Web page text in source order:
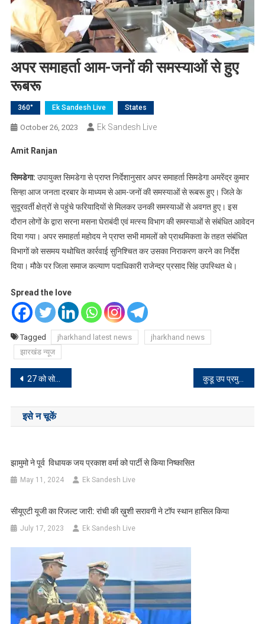
अपर समाहर्ता आम-जनों की समस्याओं से हुए
रूबरू
360° Ek Sandesh Live States
October 26, 2023 Ek Sandesh Live
Amit Ranjan
सिमडेगा: उपायुक्त सिमडेगा से प्राप्त निर्देशानुसार अपर समाहर्ता सिमडेगा अमरेंद्र कुमार
सिन्हा आज जनता दरबार के माध्यम से आम-जनों की समस्याओं से रूबरू हुए। जिले के
सुदूरवर्ती क्षेत्रों से पहुंचे फरियादियों से मिलकर उनकी समस्याओं से अवगत हुए। इस
दौरान लोगों के द्वारा सरना मसना घेराबंदी एवं मत्स्य विभाग की समस्याओं से संबंधित आवेदन
दिया गया। अपर समाहर्ता महोदय ने प्राप्त सभी मामलों को प्राथमिकता के तहत संबंधित
विभागों को ससमय यथोचित कार्रवाई सुनिश्चित कर उसका निराकरण करने का निर्देश
दिया। मौके पर जिला समाज कल्याण पदाधिकारी राजेन्द्र प्रसाद सिंह उपस्थित थे।
Spread the love
Tagged jharkhand latest news
jharkhand news
झारखंड न्यूज
Post
navigation
27 को सोशल मीडिया पर 1 घंटे का विशेष अभियान #ProudOfMyBLO कुडू उप प्रमुख ने जिला के नए अनुमंडल पदाधिकारी को किया सम्मानित
इसे न चूकें
झामुमो ने पूर्व विधायक जय प्रकाश वर्मा को पार्टी से किया निष्कासित
May 11, 2024 Ek Sandesh Live
सीयूएटी यूजी का रिजल्ट जारी: रांची की ख़ुशी सरावगी ने टॉप स्थान हासिल किया
July 17, 2023 Ek Sandesh Live